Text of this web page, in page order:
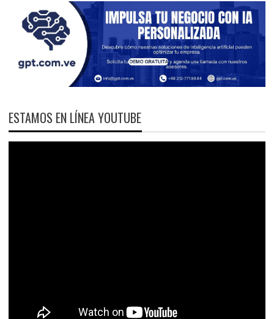
ESTAMOS EN LÍNEA YOUTUBE